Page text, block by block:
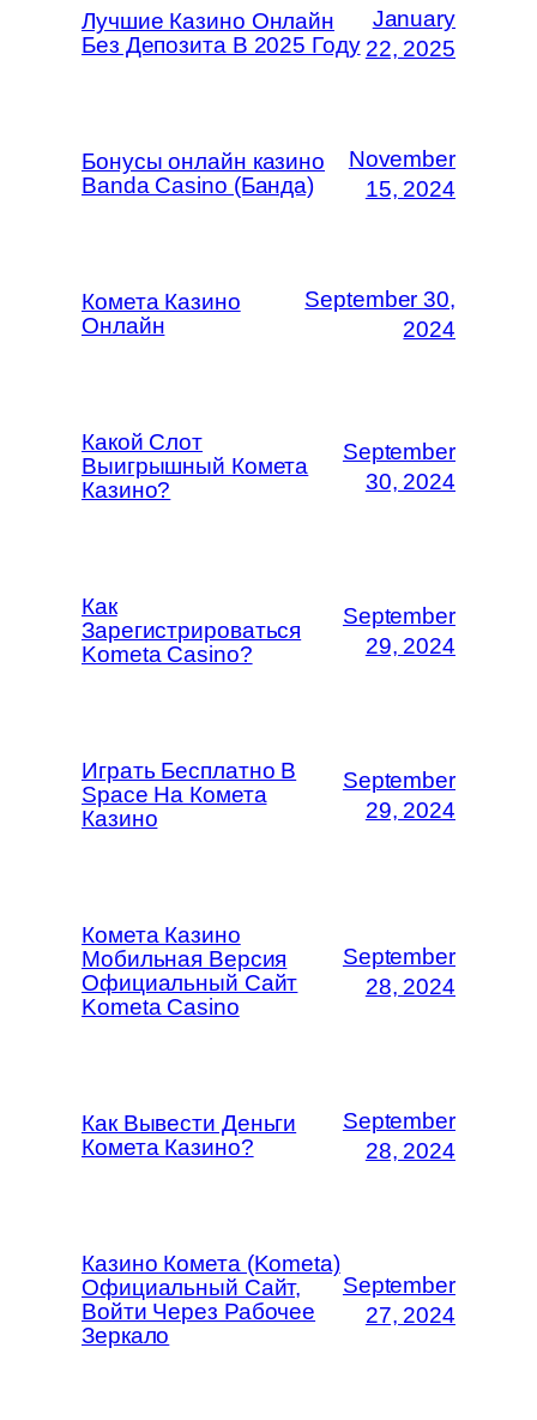
Лучшие Казино Онлайн
Без Депозита В 2025 Году
January
22, 2025
Бонусы онлайн казино
Banda Casino (Банда)
November
15, 2024
Комета Казино
Онлайн
September 30,
2024
Какой Слот
Выигрышный Комета
Казино?
September
30, 2024
Как
Зарегистрироваться
Kometa Casino?
September
29, 2024
Играть Бесплатно В
Space На Комета
Казино
September
29, 2024
Комета Казино
Мобильная Версия
Официальный Сайт
Kometa Casino
September
28, 2024
Как Вывести Деньги
Комета Казино?
September
28, 2024
Казино Комета (Kometa)
Официальный Сайт,
Войти Через Рабочее
Зеркало
September
27, 2024